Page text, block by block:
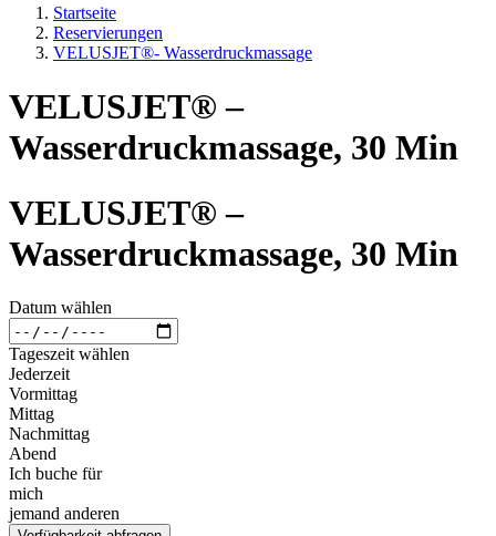
Startseite
Reservierungen
VELUSJET®- Wasserdruckmassage
VELUSJET® –
Wasserdruckmassage, 30 Min
VELUSJET® –
Wasserdruckmassage, 30 Min
Datum wählen
Tageszeit wählen
Jederzeit
Vormittag
Mittag
Nachmittag
Abend
Ich buche für
mich
jemand anderen